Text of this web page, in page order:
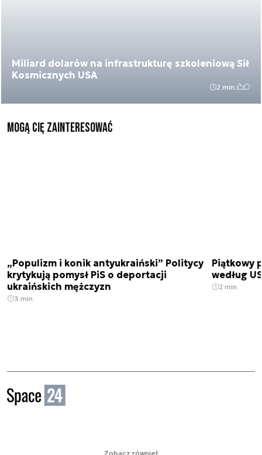
Miliard dolarów na infrastrukturę szkoleniową Sił
Kosmicznych USA
2 min.
Mogą Cię zainteresować
„Populizm i konik antyukraiński” Politycy
krytykują pomysł PiS o deportacji
ukraińskich mężczyzn
3 min.
Piątkowy
według
2 min.
Zobacz również